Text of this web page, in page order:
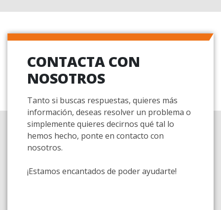
CONTACTA CON
NOSOTROS
Tanto si buscas respuestas, quieres más
información, deseas resolver un problema o
simplemente quieres decirnos qué tal lo
hemos hecho, ponte en contacto con
nosotros.
¡Estamos encantados de poder ayudarte!